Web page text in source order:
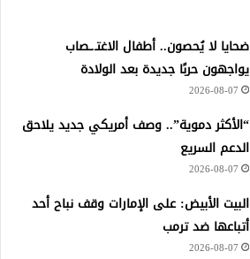
ضحايا لا يُحصون.. أطفال الاغتـ.ـصاب
يواجهون حربًا جديدة بعد الولادة
2026-08-07
“الأكثر دموية”.. وصف أمريكي جديد يلاحق
الدعم السريع
2026-08-07
‏البيت الأبيض: على ⁧‫الإمارات‬⁩ وقف نباح أحد
أتباعها ضد ترمب
2026-08-07